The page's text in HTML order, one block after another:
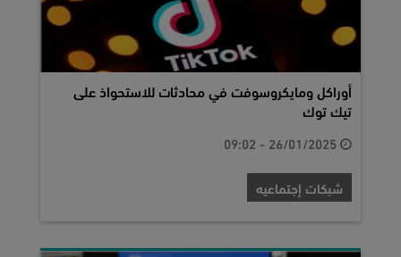
أوراكل ومايكروسوفت في محادثات للاستحواذ على
تيك توك
شبكات إجتماعيه